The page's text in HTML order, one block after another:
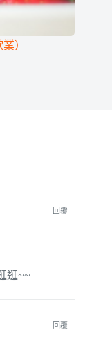
）
回覆
逛~~
回覆